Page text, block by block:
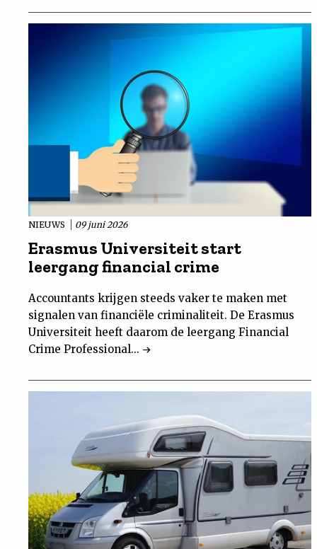
NIEUWS 09 juni 2026
Erasmus Universiteit start
leergang financial crime
Accountants krijgen steeds vaker te maken met
signalen van financiële criminaliteit. De Erasmus
Universiteit heeft daarom de leergang Financial
Crime Professional...